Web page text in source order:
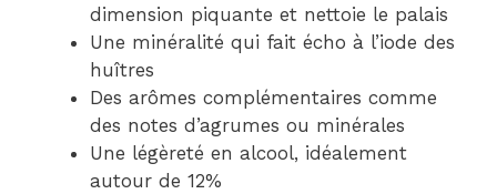
dimension piquante et nettoie le palais
Une minéralité qui fait écho à l’iode des
huîtres
Des arômes complémentaires comme
des notes d’agrumes ou minérales
Une légèreté en alcool, idéalement
autour de 12%